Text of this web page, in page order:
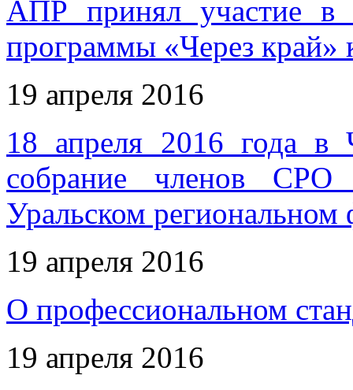
АПР принял участие в
программы «Через край»
19 апреля 2016
18 апреля 2016 года в
собрание членов СРО
Уральском региональном
19 апреля 2016
О профессиональном
19 апреля 2016